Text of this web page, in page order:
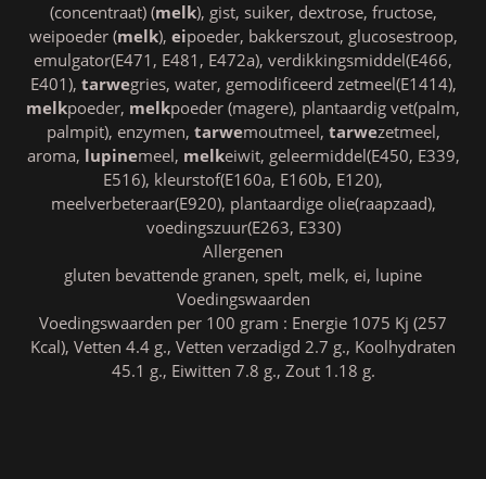
(concentraat) (melk), gist, suiker, dextrose, fructose,
weipoeder (melk), eipoeder, bakkerszout, glucosestroop,
emulgator(E471, E481, E472a), verdikkingsmiddel(E466,
E401), tarwegries, water, gemodificeerd zetmeel(E1414),
melkpoeder, melkpoeder (magere), plantaardig vet(palm,
palmpit), enzymen, tarwemoutmeel, tarwezetmeel,
aroma, lupinemeel, melkeiwit, geleermiddel(E450, E339,
E516), kleurstof(E160a, E160b, E120),
meelverbeteraar(E920), plantaardige olie(raapzaad),
voedingszuur(E263, E330)
Allergenen
gluten bevattende granen, spelt, melk, ei, lupine
Voedingswaarden
Voedingswaarden per 100 gram : Energie 1075 Kj (257
Kcal), Vetten 4.4 g., Vetten verzadigd 2.7 g., Koolhydraten
45.1 g., Eiwitten 7.8 g., Zout 1.18 g.